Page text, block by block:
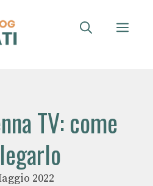
TV: come
2022